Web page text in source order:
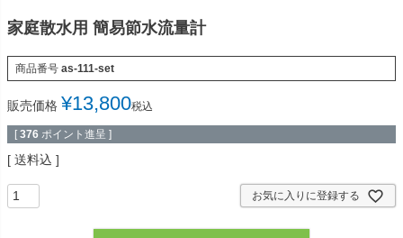
家庭散水用 簡易節水流量計
商品番号 as-111-set
販売価格 ¥13,800税込
[ 376 ポイント進呈 ]
送料込
お気に入りに登録する